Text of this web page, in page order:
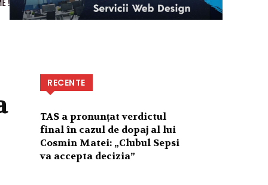
RECENTE
TAS a pronunțat verdictul
final în cazul de dopaj al lui
Cosmin Matei: „Clubul Sepsi
va accepta decizia”